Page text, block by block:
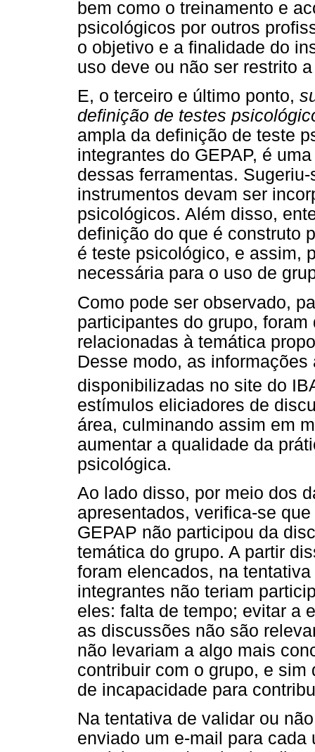
bem como o treinamento e
psicológicos por outros
o objetivo e a finalidade do
uso deve ou não ser restrito
E, o terceiro e último ponto,
definição de testes
ampla da definição de teste
integrantes do GEPAP, é
dessas ferramentas.
instrumentos devam ser
psicológicos. Além disso,
definição do que é construto
é teste psicológico, e assim,
necessária para o uso de
Como pode ser observado,
participantes do grupo,
relacionadas à temática
Desse modo, as
disponibilizadas no site do
estímulos eliciadores de
área, culminando assim em
aumentar a qualidade da
psicológica.
Ao lado disso, por meio dos
apresentados, verifica-se
GEPAP não participou da
temática do grupo. A partir
foram elencados, na
integrantes não teriam
eles: falta de tempo; evitar a
as discussões não são
não levariam a algo mais
contribuir com o grupo, e
de incapacidade para
Na tentativa de validar ou
enviado um e-mail para cada